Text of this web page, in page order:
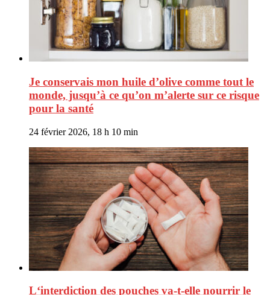
Je conservais mon huile d’olive comme tout le
monde, jusqu’à ce qu’on m’alerte sur ce risque
pour la santé
24 février 2026, 18 h 10 min
L‘interdiction des pouches va-t-elle nourrir le